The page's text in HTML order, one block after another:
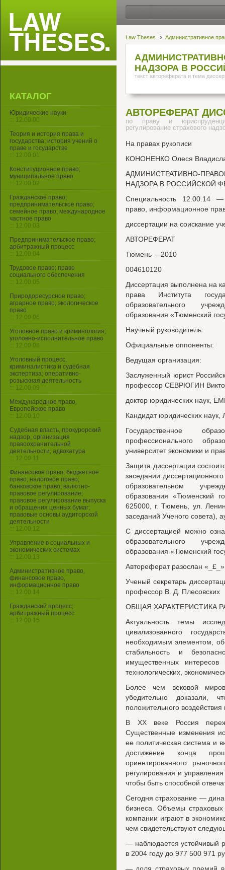
Law Theses Административное
НАДЗОРА В
текст автореферата и тема
АВТОРЕФЕРАТ
по праву и
регулирование страхового
На правах рукописи
КОНОНЕНКО Олеся
АДМИНИСТРАТИВНО-
НАДЗОРА В РОССИЙСКОЙ
Специальность 12.00.14
право, информационное
диссертации на соискание
АВТОРЕФЕРАТ
Тюмень —2010
004610120
Диссертация выполнена на
права Института
образовательного
образования «Тюменский
Научный руководитель:
Официальные оппоненты:
Ведущая организация:
Заслуженный юрист
профессор СЕВРЮГИН
доктор юридических наук,
Кандидат юридических
Государственное
профессионального
университет экономики и
Защита диссертации
заседании
образовательном
образования «Тюменский
625000, г. Тюмень, ул.
заседаний Ученого совета),
С диссертацией можно
образовательного
образования «Тюменский
Автореферат разослан
Ученый секретарь
профессор В. Д. Плесовских
ОБЩАЯ ХАРАКТЕРИСТИКА
Актуальность темы
цивилизованного
необходимым элементом,
стабильность и
имущественных
технологических,
Более чем вековой
убедительно доказали,
положительного
В XX веке Россия
Существенные изменения
ее политическая система и
достижение конца
ориентированного
регулирования и
чтобы быть способной
Сегодня страхование —
бизнеса. Объемы страховых
компании играют в
чем свидетельствуют
— наблюдается устойчивый
в 2004 году до 977 500 971
КАТАЛОГ
Юридические науки
::: 12.00.00
Теория и история права и
государства; история учений о
праве и государстве
::: 12.00.01
Конституционное право;
муниципальное право
::: 12.00.02
Гражданское право;
предпринимательское право;
семейное право; международное
частное право
::: 12.00.03
Предпринимательское право;
арбитражный процесс
::: 12.00.04
Трудовое право; право
социального обеспечения
::: 12.00.05
Природоресурсное право;
аграрное право; экологическое
право
::: 12.00.06
Уголовное право и криминология;
уголовно-исполнительное право
::: 12.00.08
Уголовный процесс,
криминалистика и судебная
экспертиза; оперативно-
розыскная деятельность
::: 12.00.09
Международное право,
Европейское право
::: 12.00.10
Судебная власть, прокурорский
надзор, организация
правоохранительной
деятельности, адвокатура
::: 12.00.11
Финансовое право; бюджетное
право; налоговое право;
банковское право; валютно-
правовое регулирование;
правовое регулирование выпуска
и обращения ценных бумаг;
правовые основы аудиторской
деятельности
::: 12.00.12
Управление в социальных и
экономических системах
::: 12.00.13
Административное право,
финансовое право,
информационное право
::: 12.00.14
Гражданский процесс;
арбитражный процесс
::: 12.00.15